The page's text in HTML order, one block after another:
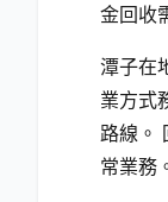
金回收
潭子在
業方式
路線。
常業務